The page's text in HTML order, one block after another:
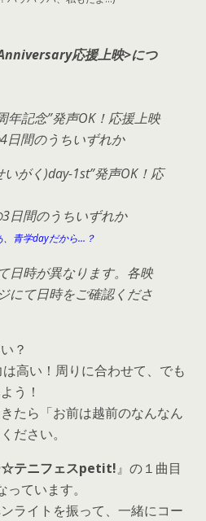
応援上映>につ
年記念”発声OK！応援上映
日間のうちいずれか
いがく)day-1st”発声OK！応
日間のうちいずれか
、青学dayだから…？
日時が異なります。各映
にて日時をご確認くださ
？
高い！周りに合わせて、でも
う！
たら「お前は越前のなんなん
ださい。
☆テニフェスpetit!』の１曲目
っています。
ライトを振って、一緒にコー